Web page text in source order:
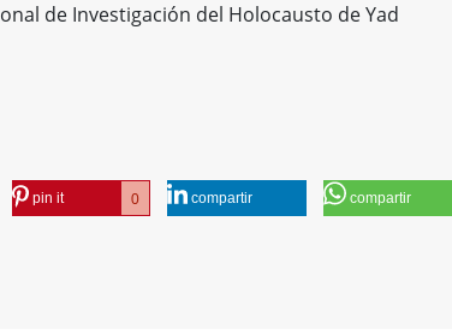
de Investigación del Holocausto de Yad
pin it 0 compartir compartir